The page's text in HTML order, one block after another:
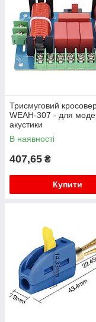
Трисмуговий
WEAH-307 - для
акустики
В наявності
407,65 ₴
Купити